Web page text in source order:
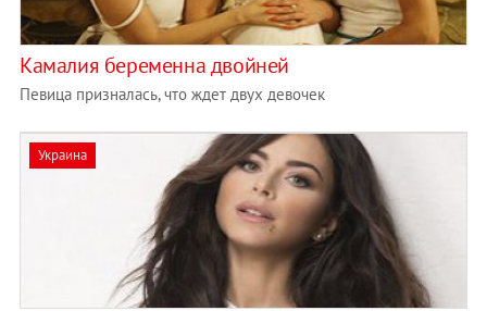
Камалия беременна двойней
Певица призналась, что ждет двух девочек
Украина